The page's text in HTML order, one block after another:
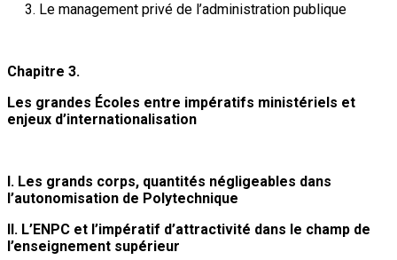
3. Le management privé de l’administration publique
Chapitre 3.
Les grandes Écoles entre impératifs ministériels et
enjeux d’internationalisation
I. Les grands corps, quantités négligeables dans
l’autonomisation de Polytechnique
II. L’ENPC et l’impératif d’attractivité dans le champ de
l’enseignement supérieur